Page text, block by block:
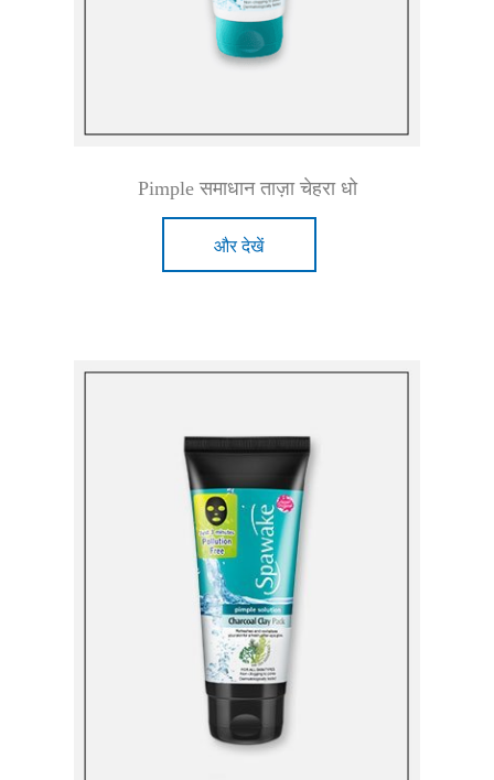
Pimple समाधान ताज़ा चेहरा धो
और देखें